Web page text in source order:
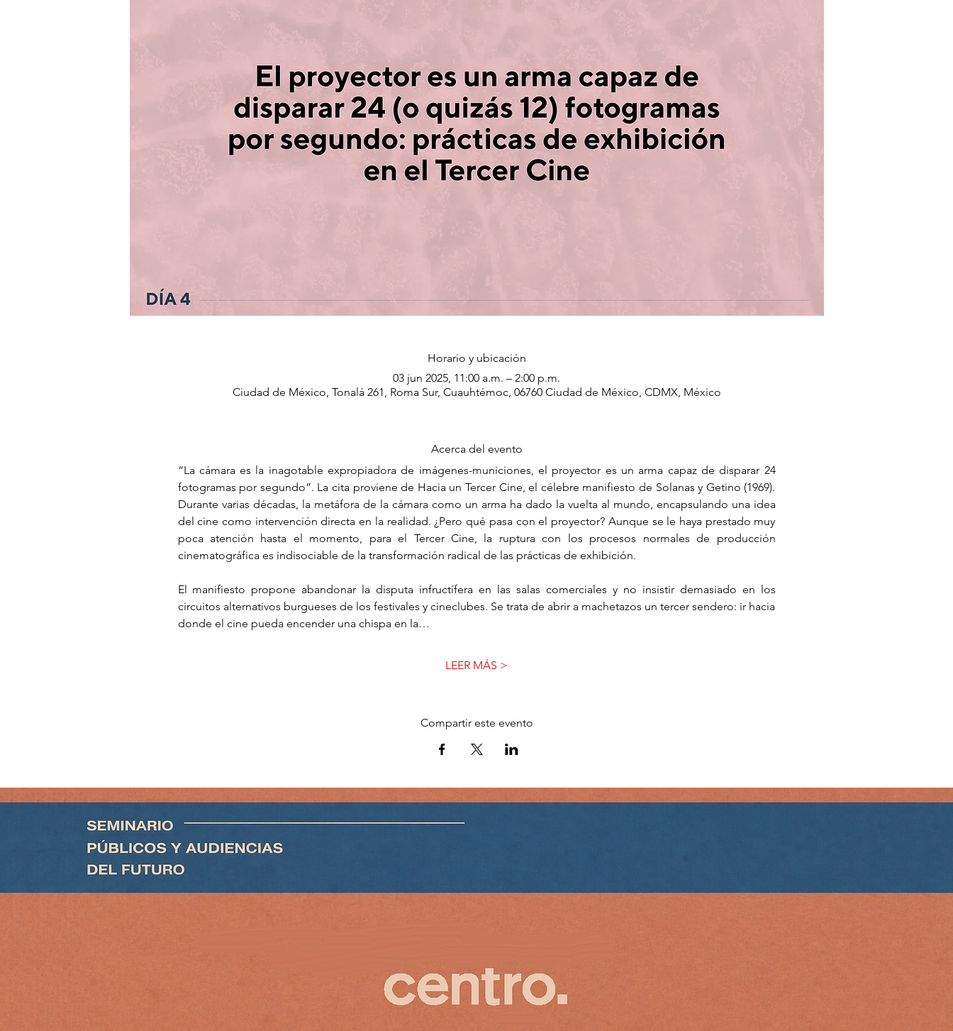
Horario y ubicación
03 jun 2025, 11:00 a.m. – 2:00 p.m.
Ciudad de México, Tonalá 261, Roma Sur, Cuauhtémoc, 06760 Ciudad de México, CDMX, México
Acerca del evento
“La cámara es la inagotable expropiadora de imágenes-municiones, el proyector es un arma capaz de disparar 24
fotogramas por segundo”. La cita proviene de Hacia un Tercer Cine, el célebre manifiesto de Solanas y Getino (1969).
Durante varias décadas, la metáfora de la cámara como un arma ha dado la vuelta al mundo, encapsulando una idea
del cine como intervención directa en la realidad. ¿Pero qué pasa con el proyector? Aunque se le haya prestado muy
poca atención hasta el momento, para el Tercer Cine, la ruptura con los procesos normales de producción
cinematográfica es indisociable de la transformación radical de las prácticas de exhibición.
El manifiesto propone abandonar la disputa infructífera en las salas comerciales y no insistir demasiado en los
circuitos alternativos burgueses de los festivales y cineclubes. Se trata de abrir a machetazos un tercer sendero: ir hacia
donde el cine pueda encender una chispa en la…
LEER MÁS >
Compartir este evento